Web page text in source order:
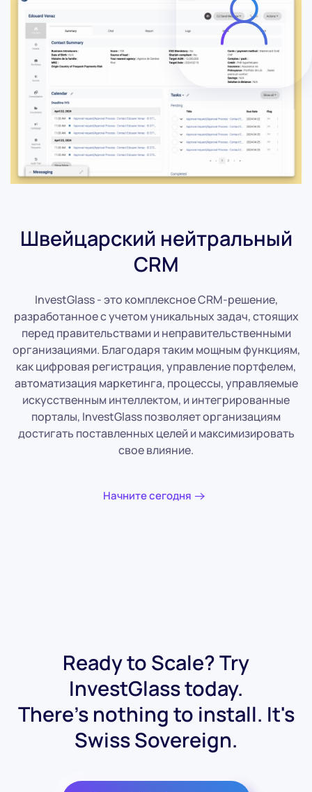
Швейцарский нейтральный
CRM
InvestGlass - это комплексное CRM-решение,
разработанное с учетом уникальных задач, стоящих
перед правительствами и неправительственными
организациями. Благодаря таким мощным функциям,
как цифровая регистрация, управление портфелем,
автоматизация маркетинга, процессы, управляемые
искусственным интеллектом, и интегрированные
порталы, InvestGlass позволяет организациям
достигать поставленных целей и максимизировать
свое влияние.
Начните сегодня
Ready to Scale? Try
InvestGlass today.
There's nothing to install. It's
Swiss Sovereign.